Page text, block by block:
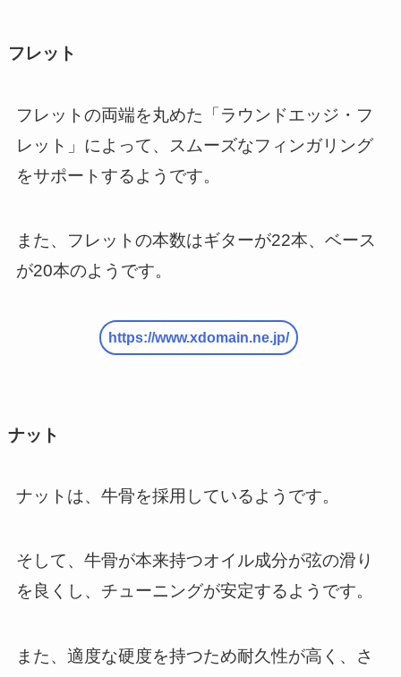
フレット
フレットの両端を丸めた「ラウンドエッジ・フ
レット」によって、スムーズなフィンガリング
をサポートするようです。
また、フレットの本数はギターが22本、ベース
が20本のようです。
https://www.xdomain.ne.jp/
ナット
ナットは、牛骨を採用しているようです。
そして、牛骨が本来持つオイル成分が弦の滑り
を良くし、チューニングが安定するようです。
また、適度な硬度を持つため耐久性が高く、さ